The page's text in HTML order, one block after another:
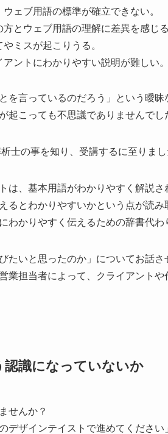
ェブ用語の標準が確立できない。
とウェブ用語の理解に差異を感じる
ミスが起こりうる。
ントにわかりやすい説明が難しい。
を言っているのだろう」という曖
起こっても不思議でありませんでし
士の事を知り、受講するに至りまし
は、基本用語がわかりやすく解説
るとわかりやすいかという点が読み
わかりやすく伝えるための辞書代わ
たいと思ったのか」についてお話
業担当者によって、クライアント
識になっていないか
せんか？
デザインテイストで進めてください